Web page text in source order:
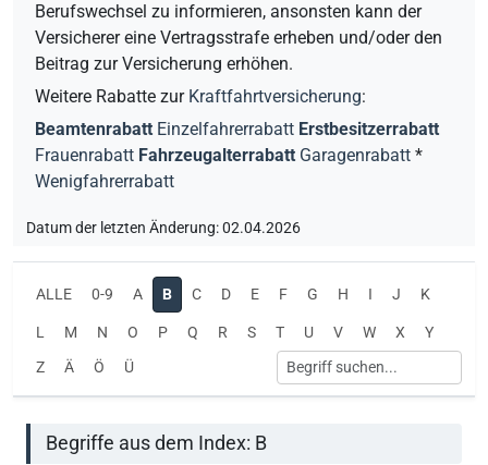
Berufswechsel zu informieren, ansonsten kann der
Versicherer eine Vertragsstrafe erheben und/oder den
Beitrag zur Versicherung erhöhen.
Weitere Rabatte zur Kraftfahrtversicherung:
Beamtenrabatt Einzelfahrerrabatt Erstbesitzerrabatt
Frauenrabatt Fahrzeugalterrabatt Garagenrabatt *
Wenigfahrerrabatt
Datum der letzten Änderung: 02.04.2026
ALLE 0-9 A B C D E F G H I J K
L M N O P Q R S T U V W X
Y
Z
Ä Ö Ü
Begriffe aus dem Index: B